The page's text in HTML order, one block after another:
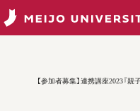
【参加者募集】連携講座2023『